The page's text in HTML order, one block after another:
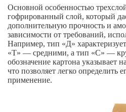
Основной особенностью
гофрированный слой, который
дополнительную прочность и
зависимости от требований,
Например, тип «Д»
«Т» — средними, а тип «С» —
обозначение картона указывает
что позволяет легко определить
применение.